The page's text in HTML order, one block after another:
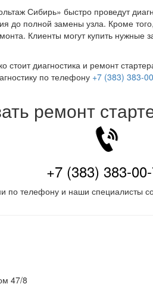
Сибирь» быстро проведут
до полной замены узла. Кроме
Клиенты могут купить нужные
стоит диагностика и ремонт
по телефону +7 (383) 383-
ремонт
+7 (383) 383-
по телефону и наши специалисты
47/8